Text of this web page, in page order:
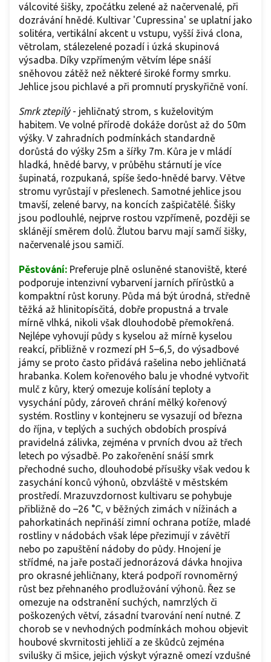
válcovité šišky, zpočátku zelené až načervenalé, při
dozrávání hnědé. Kultivar 'Cupressina' se uplatní jako
solitéra, vertikální akcent u vstupu, vyšší živá clona,
větrolam, stálezelené pozadí i úzká skupinová
výsadba. Díky vzpřímeným větvím lépe snáší
sněhovou zátěž než některé široké formy smrku.
Jehlice jsou pichlavé a při promnutí pryskyřičně voní.
Smrk ztepilý - jehličnatý strom, s kuželovitým
habitem. Ve volné přírodě dokáže dorůst až do 50m
výšky. V zahradních podmínkách standardně
dorůstá do výšky 25m a šířky 7m. Kůra je v mládí
hladká, hnědé barvy, v průběhu stárnutí je více
šupinatá, rozpukaná, spíše šedo-hnědé barvy. Větve
stromu vyrůstají v přeslenech. Samotné jehlice jsou
tmavší, zelené barvy, na koncích zašpičatělé. Šišky
jsou podlouhlé, nejprve rostou vzpřímeně, později se
sklánějí směrem dolů. Žlutou barvu mají samčí šišky,
načervenalé jsou samičí.
Pěstování: Preferuje plně osluněné stanoviště, které
podporuje intenzivní vybarvení jarních přírůstků a
kompaktní růst koruny. Půda má být úrodná, středně
těžká až hlinitopísčitá, dobře propustná a trvale
mírně vlhká, nikoli však dlouhodobě přemokřená.
Nejlépe vyhovují půdy s kyselou až mírně kyselou
reakcí, přibližně v rozmezí pH 5–6,5, do výsadbové
jámy se proto často přidává rašelina nebo jehličnatá
hrabanka. Kolem kořenového balu je vhodné vytvořit
mulč z kůry, který omezuje kolísání teploty a
vysychání půdy, zároveň chrání mělký kořenový
systém. Rostliny v kontejneru se vysazují od března
do října, v teplých a suchých obdobích prospívá
pravidelná zálivka, zejména v prvních dvou až třech
letech po výsadbě. Po zakořenění snáší smrk
přechodné sucho, dlouhodobé přísušky však vedou k
zasychání konců výhonů, obzvláště v městském
prostředí. Mrazuvzdornost kultivaru se pohybuje
přibližně do –26 °C, v běžných zimách v nížinách a
pahorkatinách nepřináší zimní ochrana potíže, mladé
rostliny v nádobách však lépe přezimují v závětří
nebo po zapuštění nádoby do půdy. Hnojení je
střídmé, na jaře postačí jednorázová dávka hnojiva
pro okrasné jehličnany, která podpoří rovnoměrný
růst bez přehnaného prodlužování výhonů. Řez se
omezuje na odstranění suchých, namrzlých či
poškozených větví, zásadní tvarování není nutné. Z
chorob se v nevhodných podmínkách mohou objevit
houbové skvrnitosti jehličí a ze škůdců zejména
svilušky či mšice, jejich výskyt výrazně omezí vzdušné